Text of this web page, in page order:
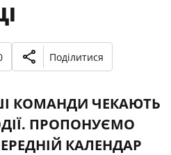
Поділитися
КОМАНДИ ЧЕКАЮТЬ
ПРОПОНУЄМО
КАЛЕНДАР